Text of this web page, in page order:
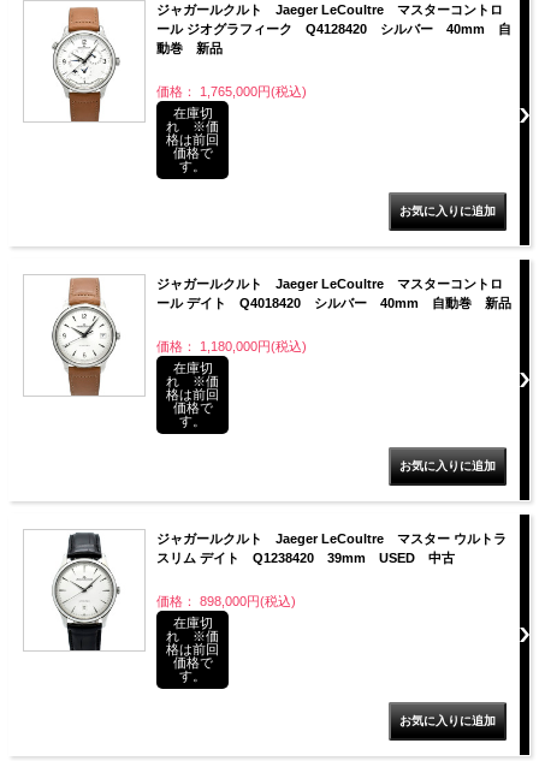
ジャガールクルト Jaeger LeCoultre マスターコントロ
ール ジオグラフィーク Q4128420 シルバー 40mm 自
動巻 新品
価格： 1,765,000円(税込)
在庫切
れ ※価
格は前回
価格で
す。
ジャガールクルト Jaeger LeCoultre マスターコントロ
ール デイト Q4018420 シルバー 40mm 自動巻 新品
価格： 1,180,000円(税込)
在庫切
れ ※価
格は前回
価格で
す。
ジャガールクルト Jaeger LeCoultre マスター ウルトラ
スリム デイト Q1238420 39mm USED 中古
価格： 898,000円(税込)
在庫切
れ ※価
格は前回
価格で
す。